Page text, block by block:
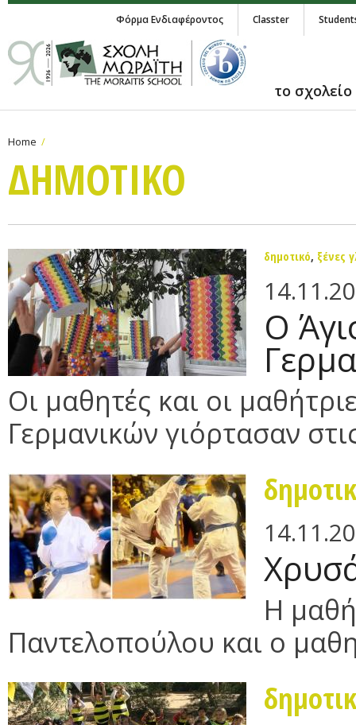
Φόρμα Ενδιαφέροντος Classter
το σχολείο
Home
ΔΗΜΟΤΙΚΟ
δημοτικό, ξένες
Ο
Οι μαθητές και οι
Γερμανικών γιόρτασαν
H
Παντελοπούλου και ο